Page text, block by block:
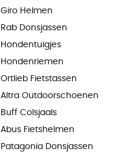
Giro Helmen
Rab Donsjassen
Hondentuigjes
Hondenriemen
Ortlieb Fietstassen
Altra Outdoorschoenen
Buff Colsjaals
Abus Fietshelmen
Patagonia Donsjassen